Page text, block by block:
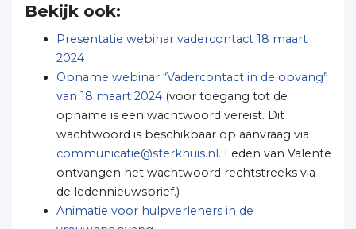
Bekijk ook:
Presentatie webinar vadercontact 18 maart
2024
Opname webinar “Vadercontact in de opvang”
van 18 maart 2024 (voor toegang tot de
opname is een wachtwoord vereist. Dit
wachtwoord is beschikbaar op aanvraag via
communicatie@sterkhuis.nl. Leden van Valente
ontvangen het wachtwoord rechtstreeks via
de ledennieuwsbrief.)
Animatie voor hulpverleners in de